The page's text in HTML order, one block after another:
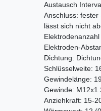
Austausch
Anschluss: fester
lässt sich nicht
Elektroden-
Dichtung:
Schlüsselweite:
Gewindelänge:
Gewinde:
Anziehkraft: 15-